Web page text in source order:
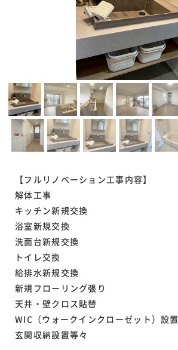
【フルリノベーション工事内容】
解体工事
キッチン新規交換
浴室新規交換
洗面台新規交換
トイレ交換
給排水新規交換
新規フローリング張り
天井・壁クロス貼替
WIC（ウォークインクローゼット）設置
玄関収納設置等々